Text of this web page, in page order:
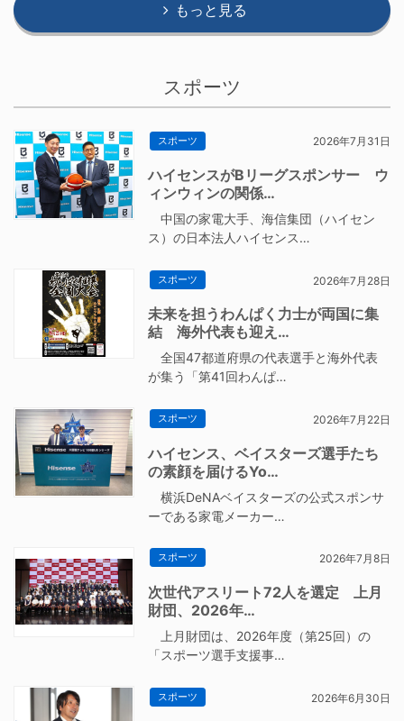
もっと見る
スポーツ
スポーツ 2026年7月31日
ハイセンスがBリーグスポンサー ウ
ィンウィンの関係…
中国の家電大手、海信集団（ハイセン
ス）の日本法人ハイセンス…
スポーツ 2026年7月28日
未来を担うわんぱく力士が両国に集
結 海外代表も迎え…
全国47都道府県の代表選手と海外代表
が集う「第41回わんぱ…
スポーツ 2026年7月22日
ハイセンス、ベイスターズ選手たち
の素顔を届けるYo…
横浜DeNAベイスターズの公式スポンサ
ーである家電メーカー…
スポーツ 2026年7月8日
次世代アスリート72人を選定 上月
財団、2026年…
上月財団は、2026年度（第25回）の
「スポーツ選手支援事…
スポーツ 2026年6月30日